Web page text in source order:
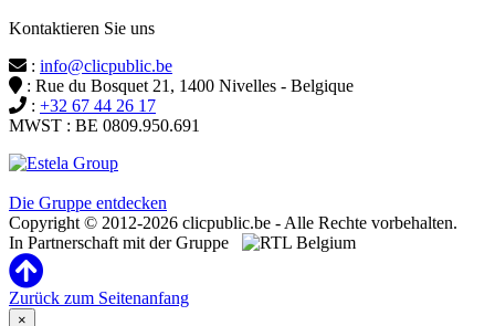
Kontaktieren Sie uns
: info@clicpublic.be
: Rue du Bosquet 21, 1400 Nivelles - Belgique
: +32 67 44 26 17
MWST : BE 0809.950.691
Die Gruppe entdecken
Copyright © 2012-2026 clicpublic.be - Alle Rechte vorbehalten.
In Partnerschaft mit der Gruppe
Zurück zum Seitenanfang
×